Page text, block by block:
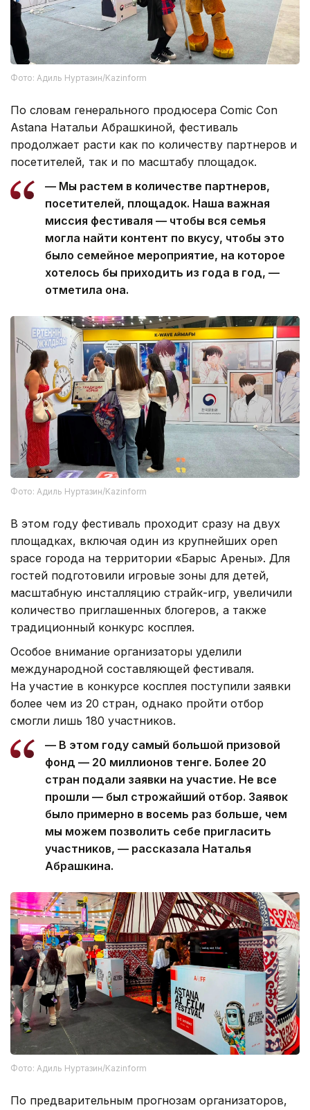
Фото: Адиль Нуртазин/Kazinform
По словам генерального продюсера Comic Con
Astana Натальи Абрашкиной, фестиваль
продолжает расти как по количеству партнеров и
посетителей, так и по масштабу площадок.
— Мы растем в количестве партнеров,
посетителей, площадок. Наша важная
миссия фестиваля — чтобы вся семья
могла найти контент по вкусу, чтобы это
было семейное мероприятие, на которое
хотелось бы приходить из года в год, —
отметила она.
Фото: Адиль Нуртазин/Kazinform
В этом году фестиваль проходит сразу на двух
площадках, включая один из крупнейших open
space города на территории «Барыс Арены». Для
гостей подготовили игровые зоны для детей,
масштабную инсталляцию страйк-игр, увеличили
количество приглашенных блогеров, а также
традиционный конкурс косплея.
Особое внимание организаторы уделили
международной составляющей фестиваля.
На участие в конкурсе косплея поступили заявки
более чем из 20 стран, однако пройти отбор
смогли лишь 180 участников.
— В этом году самый большой призовой
фонд — 20 миллионов тенге. Более 20
стран подали заявки на участие. Не все
прошли — был строжайший отбор. Заявок
было примерно в восемь раз больше, чем
мы можем позволить себе пригласить
участников, — рассказала Наталья
Абрашкина.
Фото: Адиль Нуртазин/Kazinform
По предварительным прогнозам организаторов,